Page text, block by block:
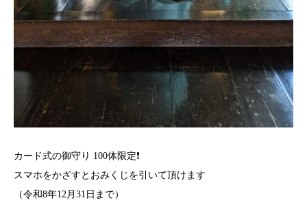
カード式の御守り 100体限定❗️
スマホをかざすとおみくじを引いて頂けます
（令和8年12月31日まで）